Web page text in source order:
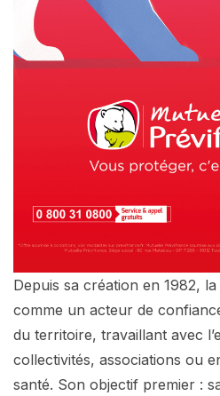
Depuis sa création en 1982, la
comme un acteur de
du territoire, travaillant avec
collectivités, associations ou
santé. Son objectif premier :